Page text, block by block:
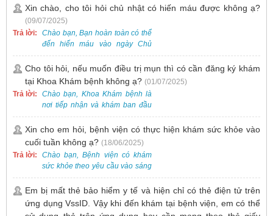
Tại Bệnh viện, chúng tôi đã tiếp
nhận và hỗ trợ nhiều thai phụ có
nhu cầu tương tự.
Xin chào, cho tôi hỏi chủ nhật có hiến máu được không ạ?
(09/07/2025)
Trả lời:
Chào bạn, Bạn hoàn toàn có thể
đến hiến máu vào ngày Chủ
Nhật.
Cho tôi hỏi, nếu muốn điều trị mụn thì có cần đăng ký khám
tại Khoa Khám bệnh không ạ? (01/07/2025)
Trả lời:
Chào bạn, Khoa Khám bệnh là
nơi tiếp nhận và khám ban đầu
cho tất cả các trường hợp, bao
gồm cả điều trị mụn. Vì vậy, bạn
cần đăng ký khám tại Khoa
Khám bệnh trước.
Xin cho em hỏi, bệnh viện có thực hiện khám sức khỏe vào
cuối tuần không ạ? (18/06/2025)
Trả lời:
Chào bạn, Bệnh viện có khám
sức khỏe theo yêu cầu vào sáng
thứ Bảy. Nếu bạn có nhu cầu, vui
lòng đặt lịch trước để được sắp
xếp thời gian phù hợp.
Em bị mất thẻ bảo hiểm y tế và hiện chỉ có thẻ điện tử trên
ứng dụng VssID. Vậy khi đến khám tại bệnh viện, em có thể